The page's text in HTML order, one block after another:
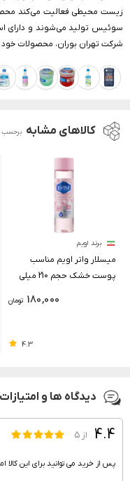
سوئیس تولید می‌شوند و دارای
شرکت تهران بوران، محصولات خود
کالاهای مشابه
برند اویم
میسلار واتر اویم مناسب
پوست خشک حجم 210 میلی
تومان 180,000
4.3
دیدگاه ها و امتیازات
4.4 از ۵
پس از خرید می توانید برای این کالا